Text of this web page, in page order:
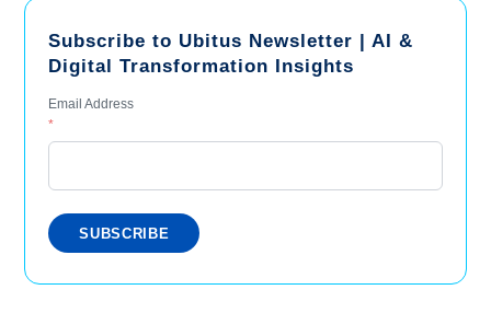
Subscribe to Ubitus Newsletter | AI &
Digital Transformation Insights
Email Address
*